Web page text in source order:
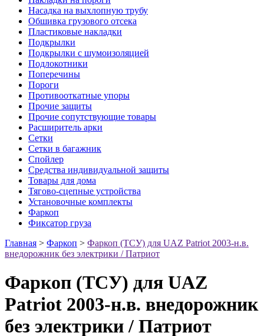
Насадка на выхлопную трубу
Обшивка грузового отсека
Пластиковые накладки
Подкрылки
Подкрылки с шумоизоляцией
Подлокотники
Поперечины
Пороги
Противооткатные упоры
Прочие защиты
Прочие сопутствующие товары
Расширитель арки
Сетки
Сетки в багажник
Спойлер
Средства индивидуальной защиты
Товары для дома
Тягово-сцепные устройства
Установочные комплекты
Фаркоп
Фиксатор груза
Главная > Фаркоп > Фаркоп (ТСУ) для UAZ Patriot 2003-н.в.
внедорожник без электрики / Патриот
Фаркоп (ТСУ) для UAZ
Patriot 2003-н.в. внедорожник
без электрики / Патриот